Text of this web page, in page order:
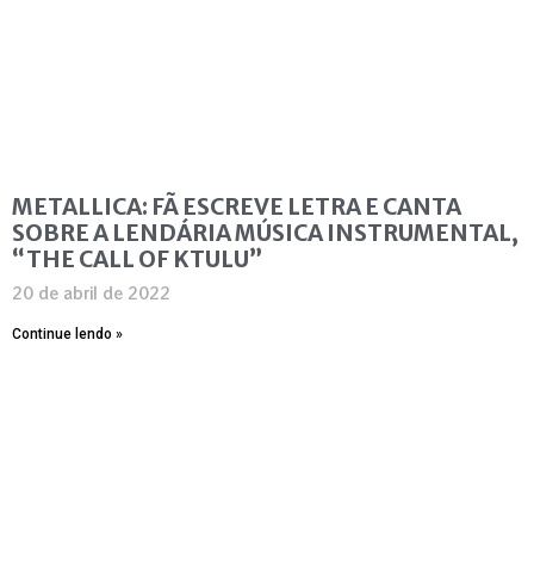
METALLICA: FÃ ESCREVE LETRA E CANTA
SOBRE A LENDÁRIA MÚSICA INSTRUMENTAL,
“THE CALL OF KTULU”
20 de abril de 2022
Continue lendo »